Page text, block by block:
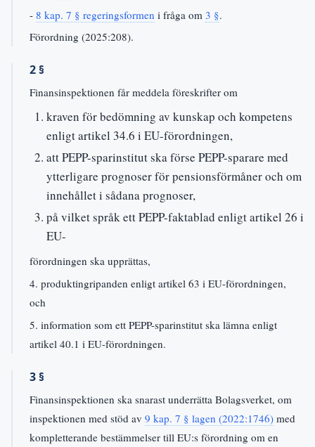
- 8 kap. 7 § regeringsformen i fråga om 3 §.
Förordning (2025:208).
2 §
Finansinspektionen får meddela föreskrifter om
kraven för bedömning av kunskap och kompetens
enligt artikel 34.6 i EU-förordningen,
att PEPP-sparinstitut ska förse PEPP-sparare med
ytterligare prognoser för pensionsförmåner och om
innehållet i sådana prognoser,
på vilket språk ett PEPP-faktablad enligt artikel 26 i
EU-
förordningen ska upprättas,
4. produktingripanden enligt artikel 63 i EU-förordningen,
och
5. information som ett PEPP-sparinstitut ska lämna enligt
artikel 40.1 i EU-förordningen.
3 §
Finansinspektionen ska snarast underrätta Bolagsverket, om
inspektionen med stöd av 9 kap. 7 § lagen (2022:1746) med
kompletterande bestämmelser till EU:s förordning om en